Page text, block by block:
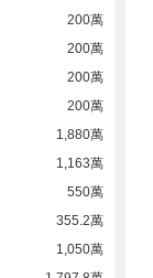
200萬
200萬
200萬
200萬
1,880萬
1,163萬
550萬
355.2萬
1,050萬